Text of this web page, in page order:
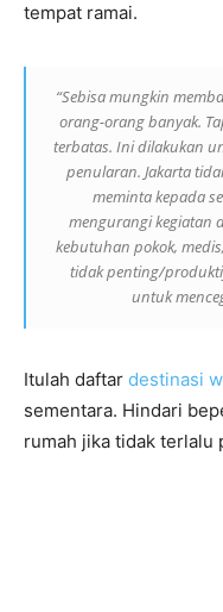
tempat ramai.
“Sebisa mungkin
orang-orang banyak.
terbatas. Ini dilakukan
penularan. Jakarta
meminta kepada
mengurangi kegiatan
kebutuhan pokok,
tidak penting/
untuk
Itulah daftar destinasi
sementara. Hindari
rumah jika tidak terlalu